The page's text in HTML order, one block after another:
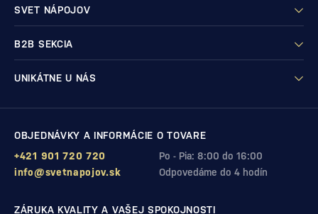
SVET NÁPOJOV
B2B SEKCIA
UNIKÁTNE U NÁS
OBJEDNÁVKY A INFORMÁCIE O TOVARE
Po - Pia: 8:00 do 16:00
+421 901 720 720
Odpovedáme do 4 hodín
info@svetnapojov.sk
ZÁRUKA KVALITY A VAŠEJ SPOKOJNOSTI